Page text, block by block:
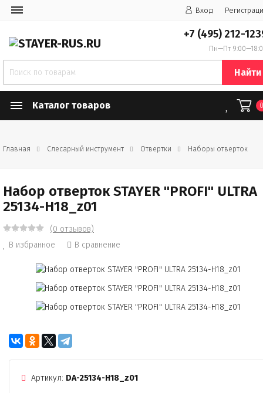
Вход
+7 (495) 212-
Пн—Пт
Найти
Каталог товаров
Главная Слесарный инструмент Отвертки Наборы отверток
Набор отверток STAYER "PROFI" ULTRA
25134-H18_z01
(0 отзывов)
В избранное
В сравнение
Артикул: DA-25134-H18_z01